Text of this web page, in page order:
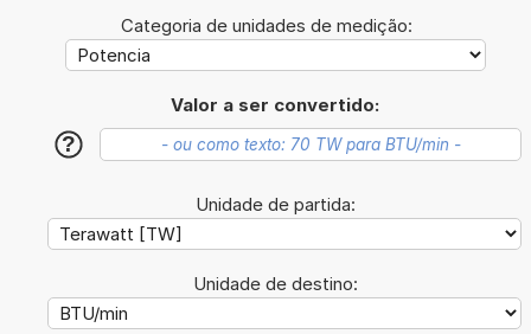
Categoria de unidades de medição:
Valor a ser convertido:
?
Unidade de partida:
Unidade de destino: